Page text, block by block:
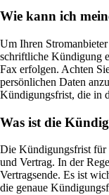
Wie kann ich
Um Ihren
schriftliche Kündigung
Fax erfolgen. Achten
persönlichen Daten
Kündigungsfrist, die in
Was ist die
Die Kündigungsfrist für
und Vertrag. In der
Vertragsende. Es ist
die genaue